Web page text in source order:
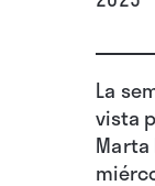
El primer
negro
En él: agua,
La
vista
Marta